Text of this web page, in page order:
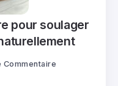
pour soulager
Commentaire